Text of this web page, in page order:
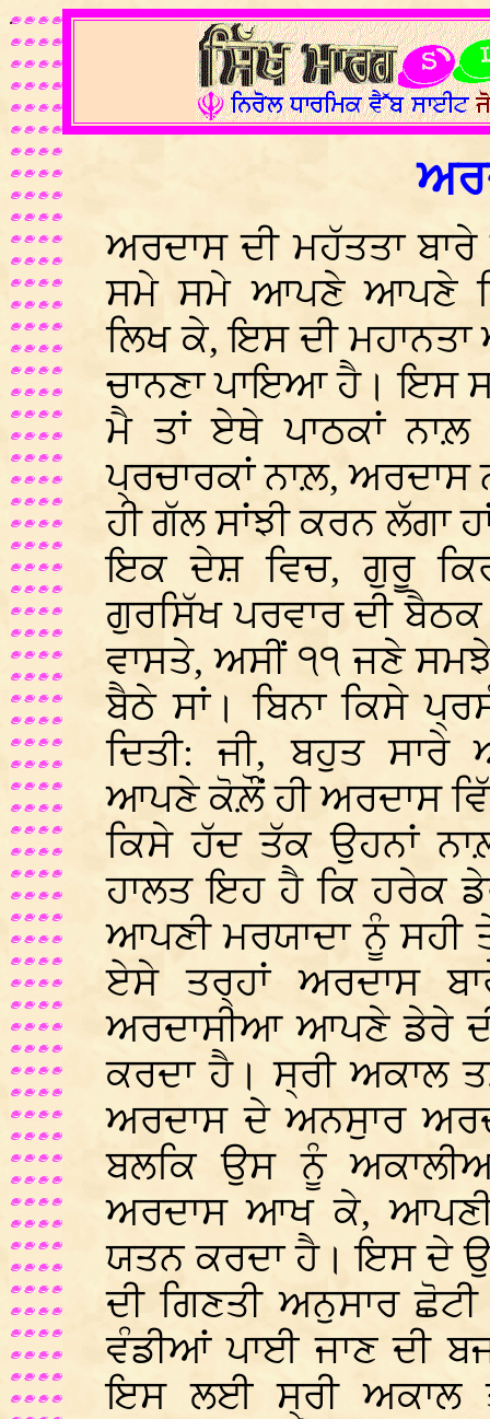
.
ਅਰਦਾਸ ਦੀ ਮਹੱਤਤਾ ਬਾਰੇ
ਸਮੇ ਸਮੇ ਆਪਣੇ ਆਪਣੇ
ਲਿਖ ਕੇ, ਇਸ ਦੀ ਮਹਾਨਤਾ
ਚਾਨਣਾ ਪਾਇਆ ਹੈ। ਇਸ
ਮੈ ਤਾਂ ਏਥੇ ਪਾਠਕਾਂ
ਪ੍ਰਚਾਰਕਾਂ ਨਾਲ਼,
ਹੀ ਗੱਲ ਸਾਂਝੀ ਕਰਨ ਲੱਗਾ
ਇਕ ਦੇਸ਼ ਵਿਚ, ਗੁਰੂ
ਗੁਰਸਿੱਖ ਪਰਵਾਰ ਦੀ
ਵਾਸਤੇ, ਅਸੀਂ ੧੧ ਜਣੇ
ਬੈਠੇ ਸਾਂ। ਬਿਨਾ ਕਿਸੇ
ਦਿਤੀ: ਜੀ, ਬਹੁਤ
ਆਪਣੇ ਕੋਲ਼ੌਂ ਹੀ ਅਰਦਾਸ
ਕਿਸੇ ਹੱਦ ਤੱਕ ਉਹਨਾਂ
ਹਾਲਤ ਇਹ ਹੈ ਕਿ ਹਰੇਕ
ਆਪਣੀ ਮਰਯਾਦਾ ਨੂੰ
ਏਸੇ ਤਰ੍ਹਾਂ ਅਰਦਾਸ
ਅਰਦਾਸੀਆ ਆਪਣੇ ਡੇਰੇ
ਕਰਦਾ ਹੈ। ਸ੍ਰੀ ਅਕਾਲ
ਅਰਦਾਸ ਦੇ ਅਨਸੁਾਰ
ਬਲਕਿ ਉਸ ਨੂੰ
ਅਰਦਾਸ ਆਖ ਕੇ,
ਯਤਨ ਕਰਦਾ ਹੈ। ਇਸ ਦੇ
ਦੀ ਗਿਣਤੀ ਅਨੁਸਾਰ
ਵੰਡੀਆਂ ਪਾਈ ਜਾਣ ਦੀ
ਇਸ ਲਈ ਸ੍ਰੀ ਅਕਾਲ